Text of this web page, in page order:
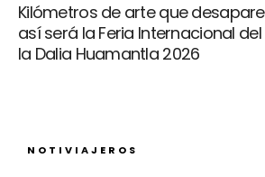
Kilómetros de arte que
así será la Feria Internacional
la Dalia Huamantla 2026
NOTIVIAJEROS